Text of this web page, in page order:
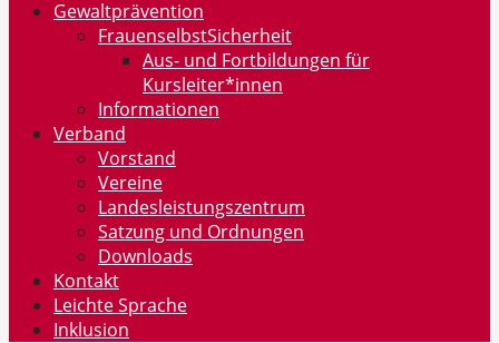
Gewaltprävention
FrauenselbstSicherheit
Aus- und Fortbildungen für
Kursleiter*innen
Informationen
Verband
Vorstand
Vereine
Landesleistungszentrum
Satzung und Ordnungen
Downloads
Kontakt
Leichte Sprache
Inklusion